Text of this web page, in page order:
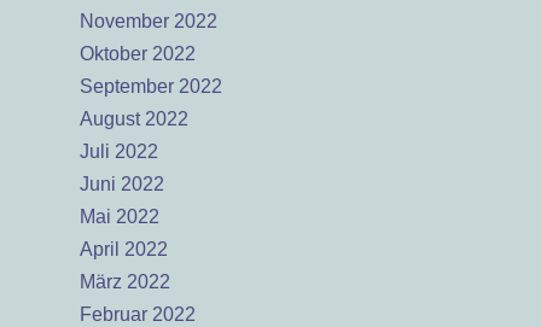
November 2022
Oktober 2022
September 2022
August 2022
Juli 2022
Juni 2022
Mai 2022
April 2022
März 2022
Februar 2022